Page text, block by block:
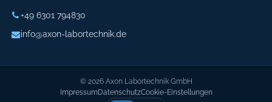
+49 6301 794830
info@axon-labortechnik.de
© 2026 Axon Labortechnik GmbH
ImpressumDatenschutzCookie-Einstellungen